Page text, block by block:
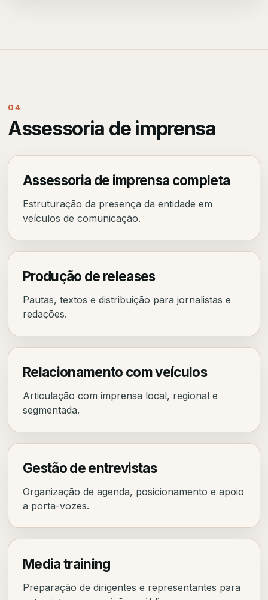
04
Assessoria de imprensa
Assessoria de imprensa completa
Estruturação da presença da entidade em
veículos de comunicação.
Produção de releases
Pautas, textos e distribuição para jornalistas e
redações.
Relacionamento com veículos
Articulação com imprensa local, regional e
segmentada.
Gestão de entrevistas
Organização de agenda, posicionamento e apoio
a porta-vozes.
Media training
Preparação de dirigentes e representantes para